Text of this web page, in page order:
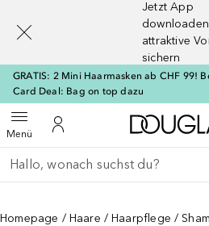
Jetzt App
attraktive
sichern
GRATIS: 2 Mini Haarmasken ab CHF 99!
Card Deal: Bag on top dazu
MenüMenü öffnenZu Meinem Kundenkonto
Gehe zurück
Suche ausführen
Homepage Haare Haarpflege
[navigation.slideout.screenreader]